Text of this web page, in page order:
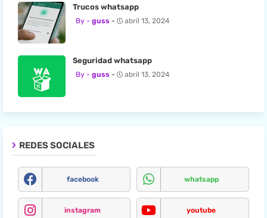
Trucos whatsapp
guss abril 13, 2024
Seguridad whatsapp
guss abril 13, 2024
REDES SOCIALES
facebook whatsapp
instagram youtube